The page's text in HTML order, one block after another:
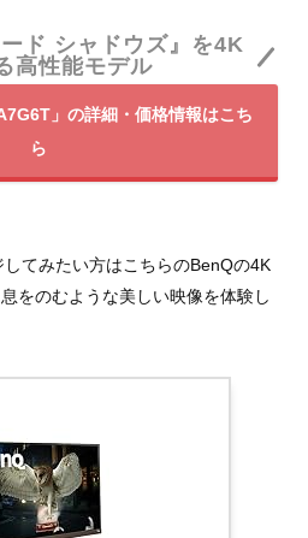
ード シャドウズ』を4K
高性能モデル
」の詳細・価格情報はこち
ら
てみたい方はこちらのBenQの4K
をのむような美しい映像を体験し